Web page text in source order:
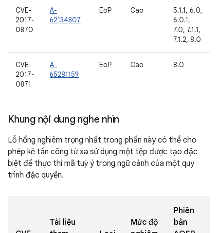
CVE-
2017-
0870
A-
62134807
EoP Cao
5.1.1, 6.0,
6.0.1,
7.0, 7.1.1,
7.1.2, 8.0
CVE-
2017-
0871
A-
65281159
EoP Cao 8.0
Khung nội dung nghe nhìn
Lỗ hổng nghiêm trọng nhất trong phần này có thể cho
phép kẻ tấn công từ xa sử dụng một tệp được tạo đặc
biệt để thực thi mã tuỳ ý trong ngữ cảnh của một quy
trình đặc quyền.
Tài liệu
Mức độ
Phiên
bản